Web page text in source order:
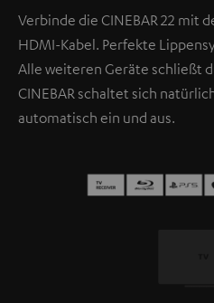
Verbinde die CINEBAR 22 mit
HDMI-Kabel. Perfekte
Alle weiteren Geräte schließt
CINEBAR schaltet sich
automatisch ein und aus.